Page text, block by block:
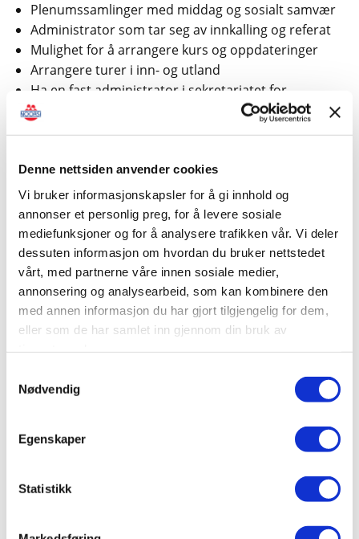
Denne nettsiden anvender cookies
Vi bruker informasjonskapsler for å gi innhold og
annonser et personlig preg, for å levere sosiale
mediefunksjoner og for å analysere trafikken vår. Vi deler
dessuten informasjon om hvordan du bruker nettstedet
vårt, med partnerne våre innen sosiale medier,
annonsering og analysearbeid, som kan kombinere den
med annen informasjon du har gjort tilgjengelig for dem,
eller som de har samlet inn gjennom din bruk av
Nødvendig
Egenskaper
Statistikk
Plenumssamlinger med middag og sosialt samvær
Administrator som tar seg av innkalling og referat
Mulighet for å arrangere kurs og oppdateringer
Arrangere turer i inn- og utland
Ha en fast administrator i sekretariatet for
administrative oppgaver
Ta kontakt
33 30 99 40